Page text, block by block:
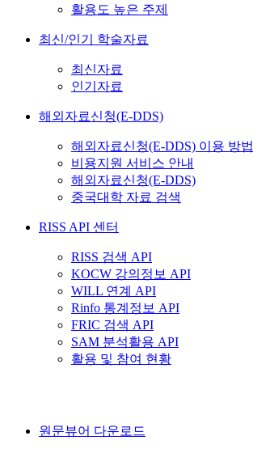
활용도 높은 주제
최신/인기 학술자료
최신자료
인기자료
해외자료신청(E-DDS)
해외자료신청(E-DDS) 이용 방법
비용지원 서비스 안내
해외자료신청(E-DDS)
중국대학 자료 검색
RISS API 센터
RISS 검색 API
KOCW 강의정보 API
WILL 연계 API
Rinfo 통계정보 API
FRIC 검색 API
SAM 분석활용 API
활용 및 참여 현황
원문뷰어 다운로드